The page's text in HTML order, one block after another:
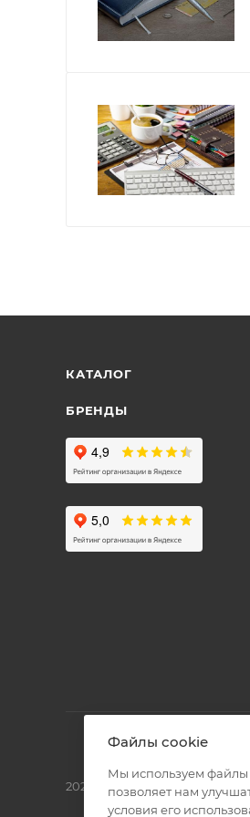
КАТАЛОГ
БРЕНДЫ
2026 © Полиграф кит -
Файлы cookie
Мы используем файлы
позволяет нам
условия его